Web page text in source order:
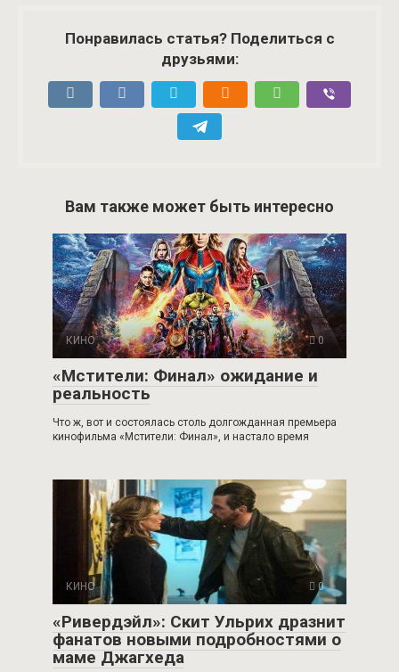
Понравилась статья? Поделиться с
друзьями:
Вам также может быть интересно
КИНО 0
«Мстители: Финал» ожидание и
реальность
Что ж, вот и состоялась столь долгожданная премьера
кинофильма «Мстители: Финал», и настало время
КИНО 0
«Ривердэйл»: Скит Ульрих дразнит
фанатов новыми подробностями о
маме Джагхеда